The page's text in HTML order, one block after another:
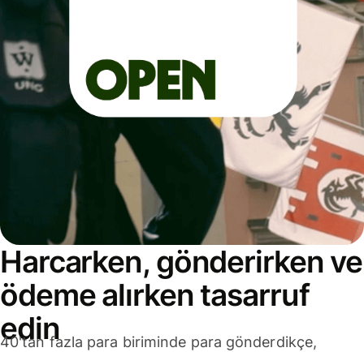
Harcarken, gönderirken ve
ödeme alırken tasarruf
edin
40'tan fazla para biriminde para gönderdikçe,